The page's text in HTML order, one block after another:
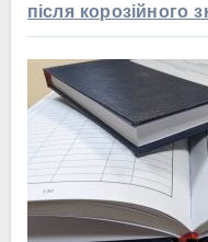
після корозійного